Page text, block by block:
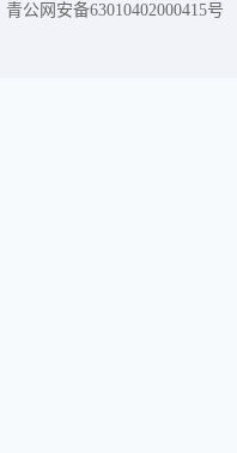
青公网安备63010402000415号